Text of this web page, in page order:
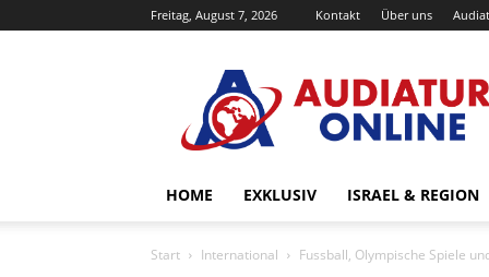
Freitag, August 7, 2026 Kontakt Über uns
Online
HOME EXKLUSIV ISRAEL & REGION
Start International Fussball, Olympische Spiele